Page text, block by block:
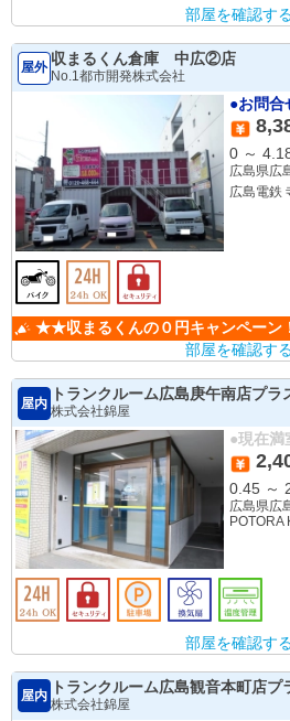
部屋を確認す
屋外 収まるくん倉庫 中広②店
No.1都市開発株式会社
●お問合
0 ～
広島県広
広島電鉄
★★収まるくんの０円キャンペー
部屋を確認す
屋内
トランクルーム広島庚午南店プラ
株式会社錦屋
●現在満
0.45 ～
広島県広
POTORA
部屋を確認す
屋内
トランクルーム広島観音本町店プ
株式会社錦屋